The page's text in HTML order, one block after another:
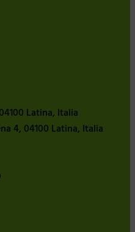
Latina, Italia
4, 04100 Latina, Italia